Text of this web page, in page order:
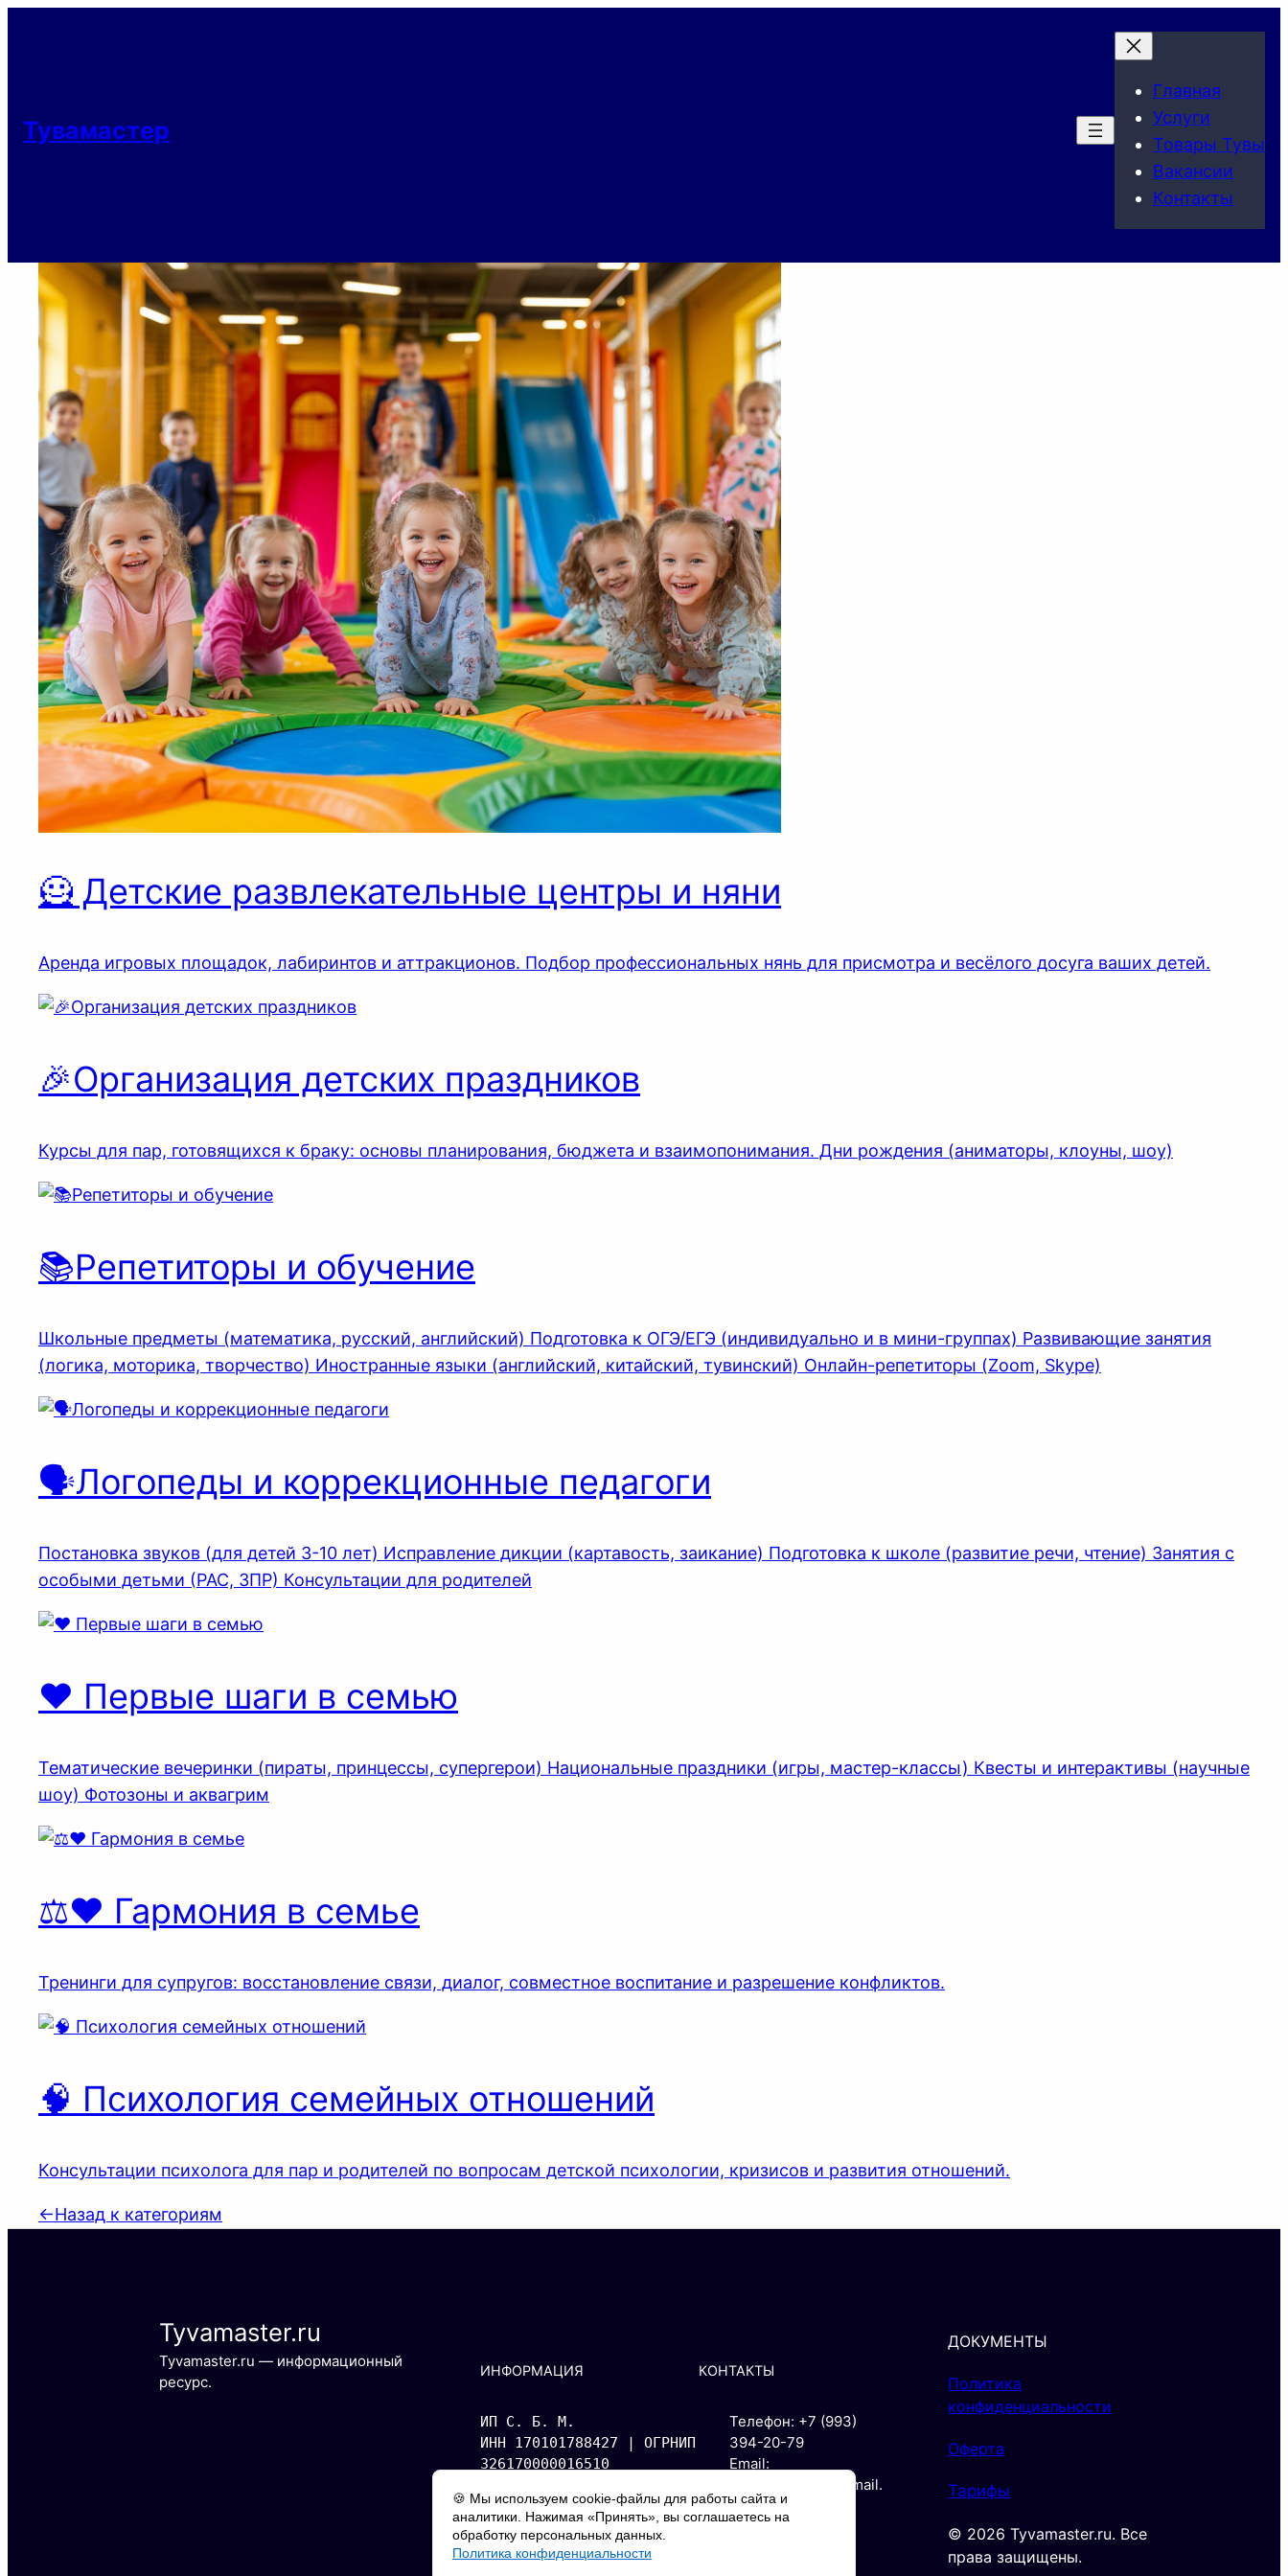
Тувамастер
Главная
Услуги
Товары Тувы
Вакансии
Контакты
🦸 Детские развлекательные центры и няни
Аренда игровых площадок, лабиринтов и аттракционов. Подбор профессиональных нянь для присмотра и весёлого досуга ваших детей.
🎉Организация детских праздников
Курсы для пар, готовящихся к браку: основы планирования, бюджета и взаимопонимания. Дни рождения (аниматоры, клоуны, шоу)
📚Репетиторы и обучение
Школьные предметы (математика, русский, английский) Подготовка к ОГЭ/ЕГЭ (индивидуально и в мини-группах) Развивающие занятия
(логика, моторика, творчество) Иностранные языки (английский, китайский, тувинский) Онлайн-репетиторы (Zoom, Skype)
🗣️Логопеды и коррекционные педагоги
Постановка звуков (для детей 3-10 лет) Исправление дикции (картавость, заикание) Подготовка к школе (развитие речи, чтение) Занятия с
особыми детьми (РАС, ЗПР) Консультации для родителей
❤️ Первые шаги в семью
Тематические вечеринки (пираты, принцессы, супергерои) Национальные праздники (игры, мастер-классы) Квесты и интерактивы (научные
шоу) Фотозоны и аквагрим
⚖️❤️ Гармония в семье
Тренинги для супругов: восстановление связи, диалог, совместное воспитание и разрешение конфликтов.
🧠 Психология семейных отношений
Консультации психолога для пар и родителей по вопросам детской психологии, кризисов и развития отношений.
←Назад к категориям
Tyvamaster.ru
Tyvamaster.ru — информационный
ресурс.
🍪 Мы используем cookie-файлы для работы сайта и
аналитики. Нажимая «Принять», вы соглашаетесь на
обработку персональных данных.
Политика конфиденциальности
ИНФОРМАЦИЯ
ИП С. Б. М.
ИНН 170101788427 | ОГРНИП
326170000016510
ул. Буренская, д.14, кв.
1.
КОНТАКТЫ
Телефон: +7 (993)
394-20-79
Email:
tyvacommerce@gmail.
com
ДОКУМЕНТЫ
Политика
конфиденциальности
Оферта
Тарифы
© 2026 Tyvamaster.ru. Все
права защищены.